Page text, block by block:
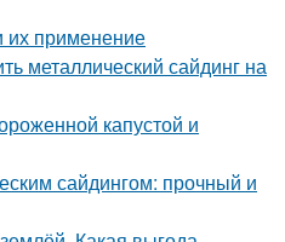
их применение
металлический сайдинг на
капустой и
сайдингом: прочный и